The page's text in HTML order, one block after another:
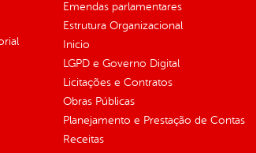
Emendas parlamentares
Estrutura Organizacional
Inicio
LGPD e Governo Digital
Licitações e Contratos
Obras Públicas
Planejamento e Prestação de Contas
Receitas